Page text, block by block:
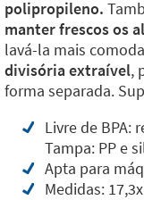
polipropileno.
manter frescos os
lavá-la mais
divisória extraível,
forma separada.
Livre de BPA:
Tampa: PP e
Apta para
Medidas: